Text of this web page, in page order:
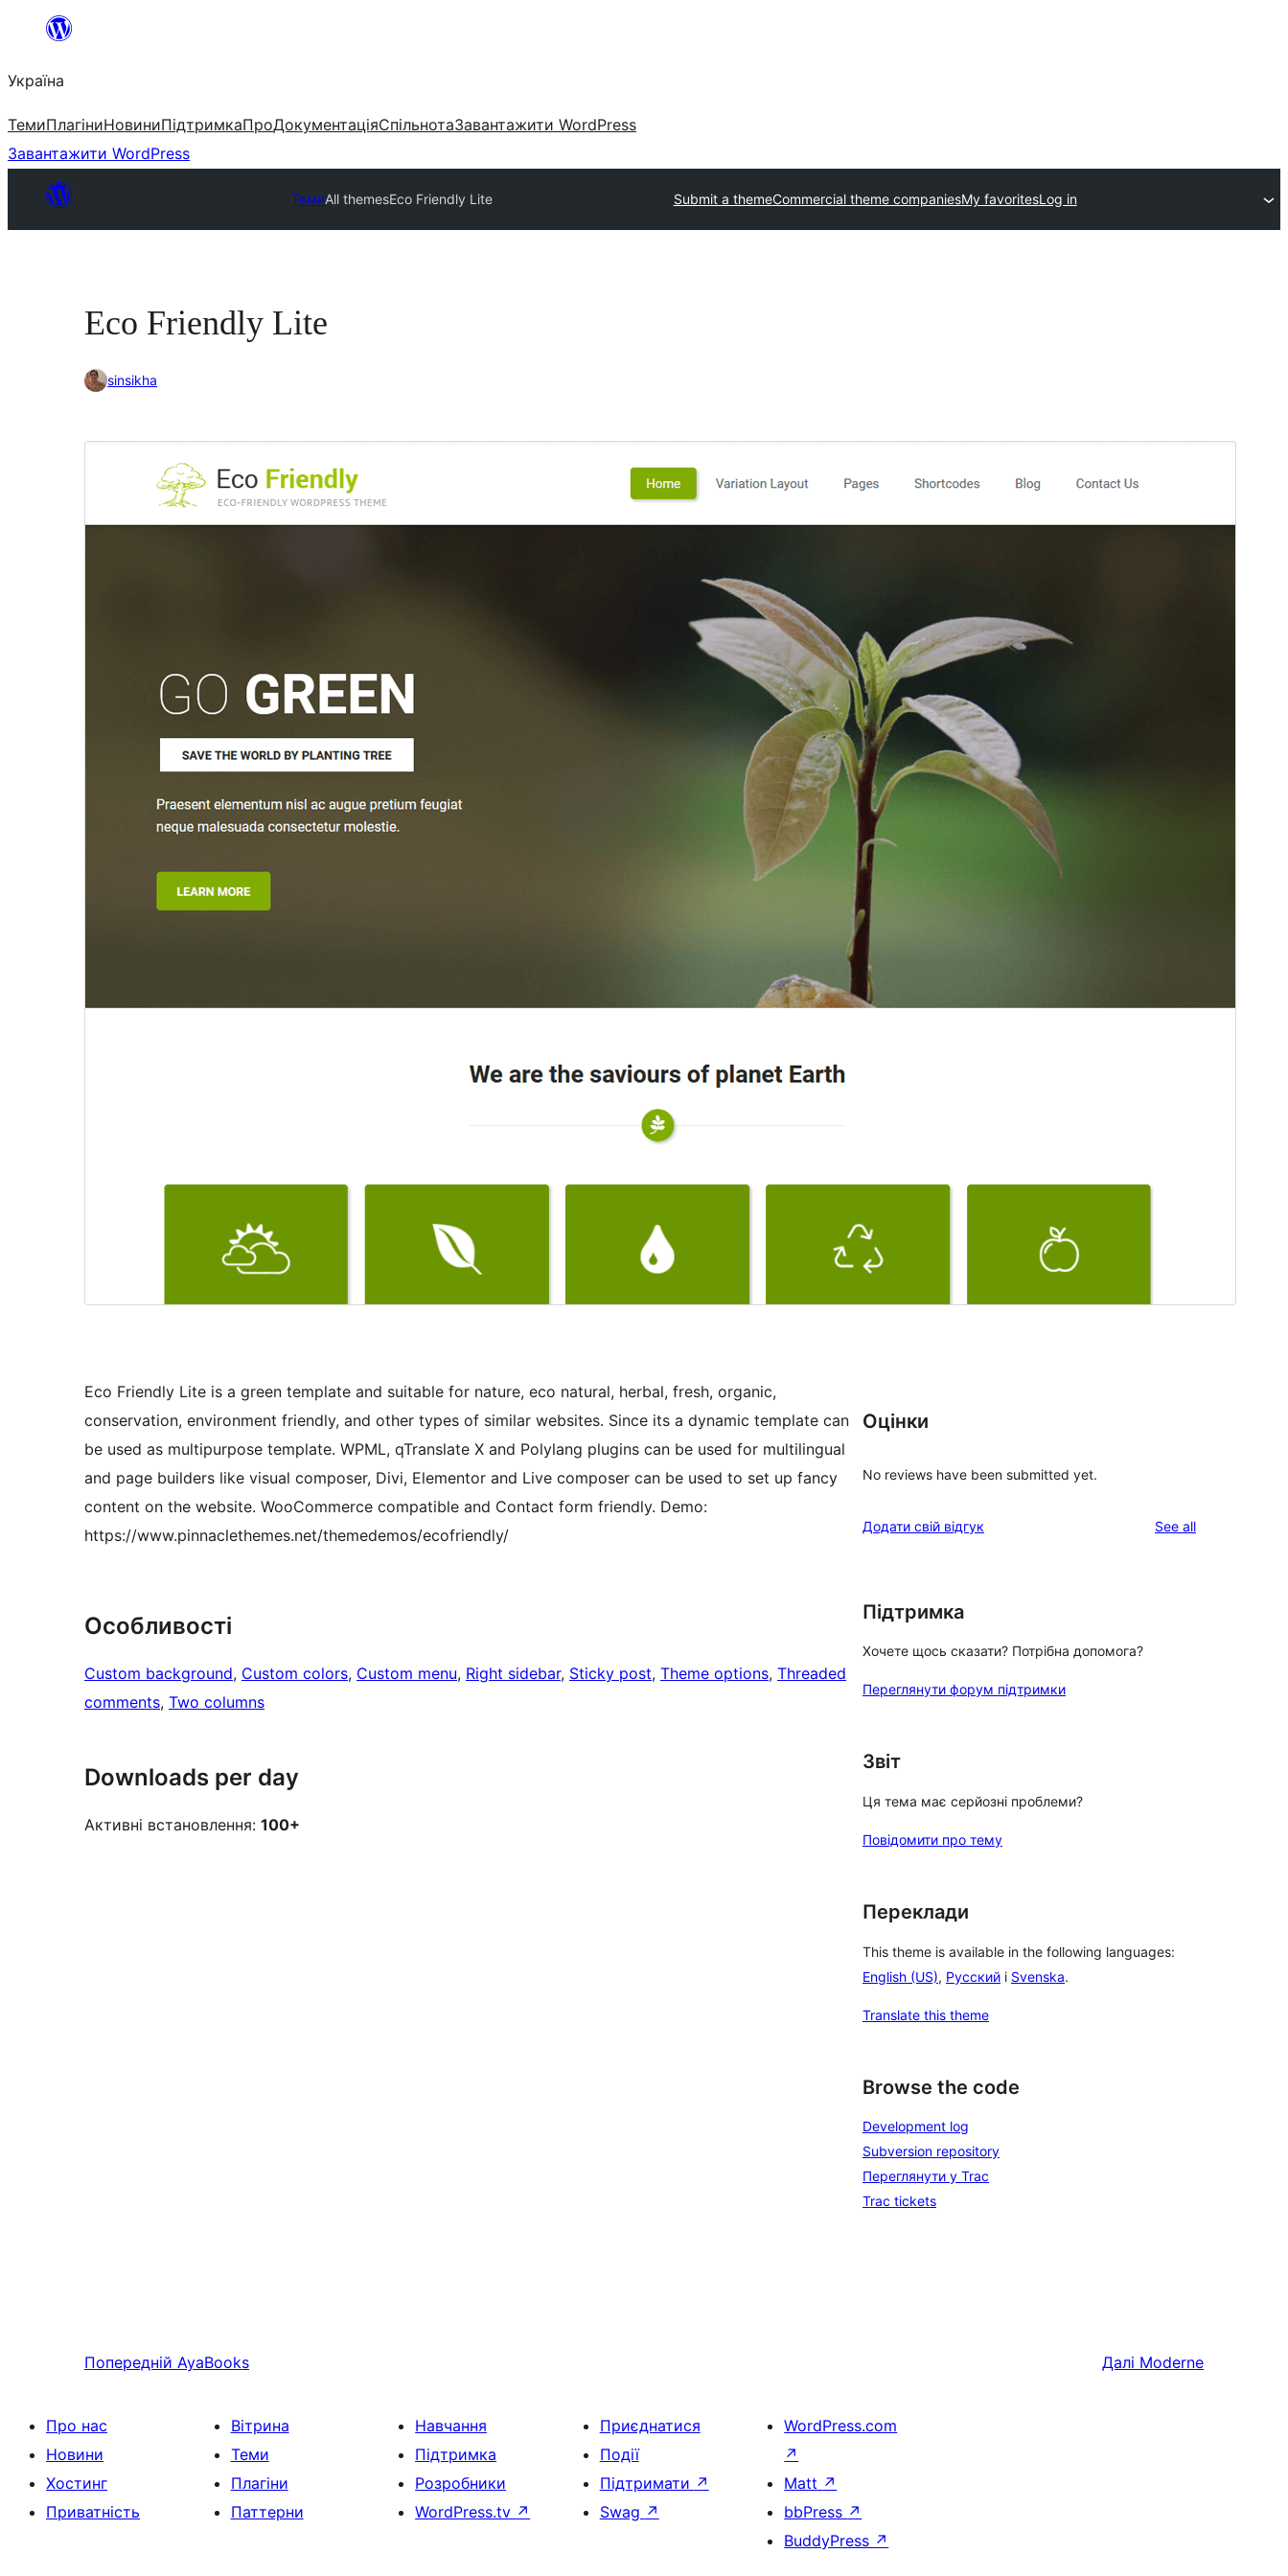
Перейти
вмісту
Україна
ТемиПлагіниНовиниПідтримкаПроДокументаціяСпільнотаЗавантажити WordPress
Завантажити WordPress
ТемиAll themesEco Friendly Lite Submit a themeCommercial theme companiesMy favoritesLog in
Eco Friendly Lite
sinsikha
Версія
Eco Friendly Lite is a green template and suitable for nature, eco natural, herbal, fresh, organic,
conservation, environment friendly, and other types of similar websites. Since its a dynamic template can
be used as multipurpose template. WPML, qTranslate X and Polylang plugins can be used for multilingual
and page builders like visual composer, Divi, Elementor and Live composer can be used to set up fancy
content on the website. WooCommerce compatible and Contact form friendly. Demo:
https://www.pinnaclethemes.net/themedemos/ecofriendly/
Особливості
Custom background, Custom colors, Custom menu, Right sidebar, Sticky post, Theme options, Threaded
comments, Two columns
Downloads per day
Активні встановлення: 100+
Оцінки
No reviews have been submitted yet.
Додати свій відгук See allreviews
Підтримка
Хочете щось сказати? Потрібна допомога?
Переглянути форум підтримки
Звіт
Ця тема має серйозні проблеми?
Повідомити про тему
Переклади
This theme is available in the following languages:
English (US), Русский і Svenska.
Translate this theme
Browse the code
Development log
Subversion repository
Переглянути у Trac
Trac tickets
Попередній AyaBooks Далі Moderne
Про нас
Новини
Хостинг
Приватність
Вітрина
Теми
Плагіни
Паттерни
Навчання
Підтримка
Розробники
WordPress.tv ↗
Приєднатися
Події
Підтримати ↗
Swag ↗
WordPress.com
↗
Matt ↗
bbPress ↗
BuddyPress ↗